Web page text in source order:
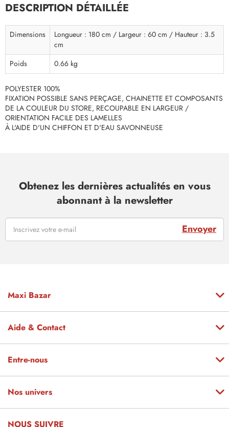
DESCRIPTION DÉTAILLÉE
Dimensions
Longueur : 180 cm / Largeur : 60 cm / Hauteur : 3.5
cm
Poids
0.66 kg
POLYESTER 100%
FIXATION POSSIBLE SANS PERÇAGE, CHAINETTE ET COMPOSANTS
DE LA COULEUR DU STORE, RECOUPABLE EN LARGEUR /
ORIENTATION FACILE DES LAMELLES
À L'AIDE D'UN CHIFFON ET D'EAU SAVONNEUSE
Obtenez les dernières actualités en vous
abonnant à la newsletter
Envoyer
Maxi Bazar
Aide & Contact
Entre-nous
Nos univers
NOUS SUIVRE